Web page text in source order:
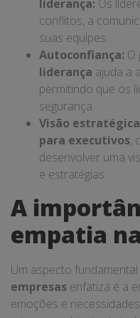
liderança: Os
conflitos, a
suas equipes.
Autoconfiança: O
liderança ajuda a
permitindo que os
segurança.
Visão
para executivos,
desenvolver uma
e estratégias.
A
empatia
Um aspecto
empresas enfatiza é a
emoções e